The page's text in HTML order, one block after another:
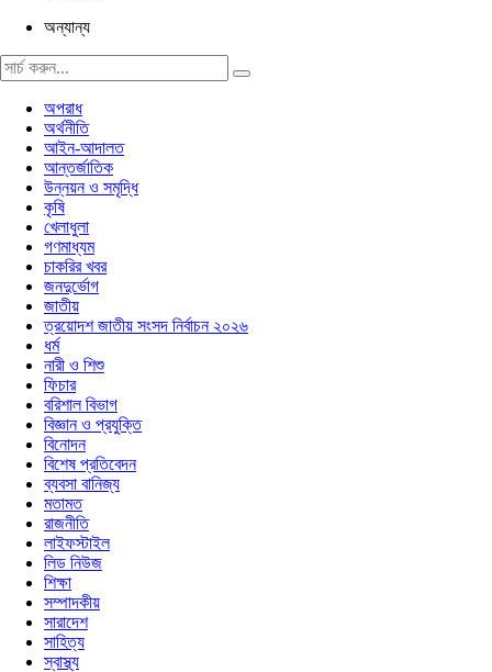
অন্যান্য
অপরাধ
অর্থনীতি
আইন-আদালত
আন্তর্জাতিক
উন্নয়ন ও সমৃদ্ধি
কৃষি
খেলাধুলা
গণমাধ্যম
চাকরির খবর
জনদুর্ভোগ
জাতীয়
ত্রয়োদশ জাতীয় সংসদ নির্বাচন ২০২৬
ধর্ম
নারী ও শিশু
ফিচার
বরিশাল বিভাগ
বিজ্ঞান ও প্রযুক্তি
বিনোদন
বিশেষ প্রতিবেদন
ব্যবসা বানিজ্য
মতামত
রাজনীতি
লাইফস্টাইল
লিড নিউজ
শিক্ষা
সম্পাদকীয়
সারাদেশ
সাহিত্য
স্বাস্থ্য